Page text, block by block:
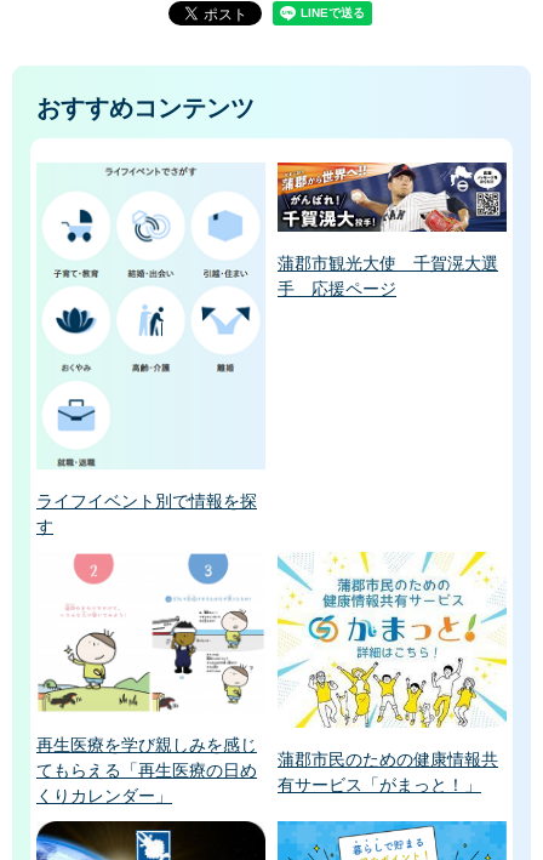
おすすめコンテンツ
ライフイベント別で情報を探
す
蒲郡市観光大使 千賀滉大選
手 応援ページ
再生医療を学び親しみを感じ
てもらえる「再生医療の日め
くりカレンダー」
蒲郡市民のための健康情報共
有サービス「がまっと！」